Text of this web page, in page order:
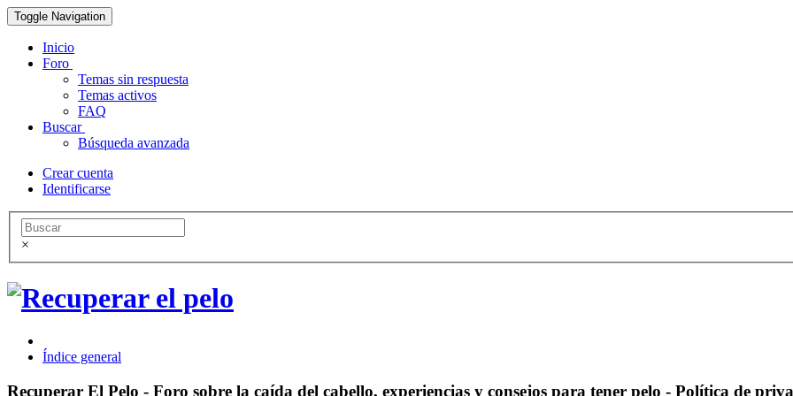
Toggle Navigation
Inicio
Foro
Temas sin respuesta
Temas activos
FAQ
Buscar
Búsqueda avanzada
Crear cuenta
Identificarse
×
Índice general
Recuperar El Pelo - Foro sobre la caída del cabello, experiencias y consejos para tener pelo - Política de